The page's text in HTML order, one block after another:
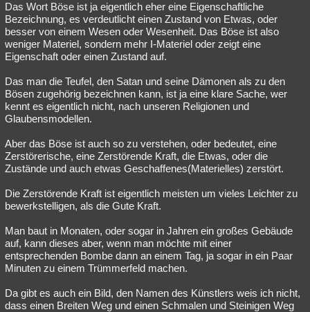
Das Wort Böse ist ja eigentlich eher eine Eigenschaftliche
Bezeichnung, es verdeutlicht einen Zustand von Etwas, oder
besser von einem Wesen oder Wesenheit. Das Böse ist also
weniger Materiel, sondern mehr I-Materiel oder zeigt eine
Eigenschaft oder einen Zustand auf.
Das man die Teufel, den Satan und seine Dämonen als zu den
Bösen zugehörig bezeichnen kann, ist ja eine klare Sache, wer
kennt es eigentlich nicht, nach unseren Religionen und
Glaubensmodellen.
Aber das Böse ist auch so zu verstehen, oder bedeutet, eine
Zerstörerische, eine Zerstörende Kraft, die Etwas, oder die
Zustände und auch etwas Geschaffenes(Materielles) zerstört.
Die Zerstörende Kraft ist eigentlich meisten um vieles Leichter zu
bewerkstelligen, als die Gute Kraft.
Man baut in Monaten, oder sogar in Jahren ein großes Gebäude
auf, kann dieses aber, wenn man möchte mit einer
entsprechenden Bombe dann an einem Tag, ja sogar in ein Paar
Minuten zu einem Trümmerfeld machen.
Da gibt es auch ein Bild, den Namen des Künstlers weis ich nicht,
dass einen Breiten Weg und einen Schmalen und Steinigen Weg